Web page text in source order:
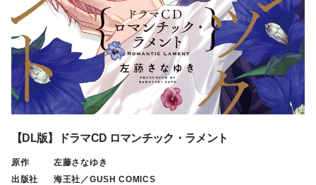
【DL版】ドラマCD ロマンチック・ラメント
原作
左藤さなゆき
出版社
海王社／GUSH COMICS